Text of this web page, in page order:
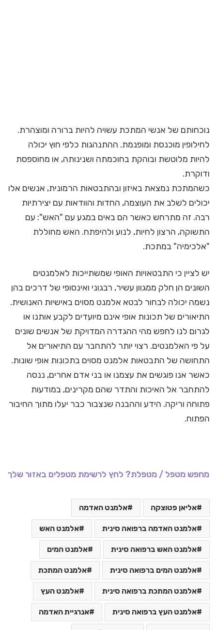
נוכחותם של אנשי המתכת עשויה להיות ברורה ומוצהרת.
לחילופין מוכנסת ומופנמת. ההתנהגות כלפי חוץ יכולה
להיות מלוטשת ובוהקת בחוכמתה ושנינותה, או מחוספסת
ודוקרת.
כשהמתכת נמצאת באיזון ובהתבטאות הרמונית, אנשים אלו
יכולים לשלב את העוצמה, החדות והוודאות עם יצירתיות
רבה. זה מתרחש כאשר הם באים במגע עם "האש": עם
התשוקה, הרצון לחיות, לנוע ולהיפתח. האש מחוללת
"אלכימיה" במתכת.
יש לציין כי התבטאויות האופי שמשתייכות לאלמנטים
השונים הן חלק ממגוון עשיר, רבגוני ואינסופי של דרכים בהן
נשמה יכולה לבחור לבטא אלמנט מסוים באישיות האנושית.
התיאורים של תכונות אופי אינם מיועדים לקבע אותנו או
לגרום לנו לחפש מהי ההגדרה המדויקת של אנשים שונים
על פי האלמנטים. רצוי יותר להתחבר עם התיאורים אל
התחושה של התבטאות אלמנט מסוים בתכונות אופי שונות.
כאשר אנו פוגשים את עצמנו או בני אדם אחרים, ננסה
להתחבר אל האיכות והתדר שהם מקרינים, במודעות
פתוחה וריקה. הידע וההבנה שנצבור כבר יעלו מתוך החיבור
הפתוח.
מחפש מטפל / מטפלת? לחץ לרשימת מטפלים באזור שלך
אליאן פטוצקה אלמנט האדמה
אלמנט האדמה ברפואה סינית אלמנט האש
אלמנט האש ברפואה סינית אלמנט המים
אלמנט המים ברפואה סינית אלמנט המתכת
אלמנט המתכת ברפואה סינית אלמנט העץ
אלמנט העץ ברפואה סינית אנרגיית האדמה